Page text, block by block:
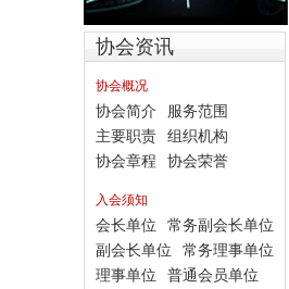
协会资讯
协会概况
协会简介
服务范围
主要职责
组织机构
协会章程
协会荣誉
入会须知
会长单位
常务副会长单位
副会长单位
常务理事单位
理事单位
普通会员单位